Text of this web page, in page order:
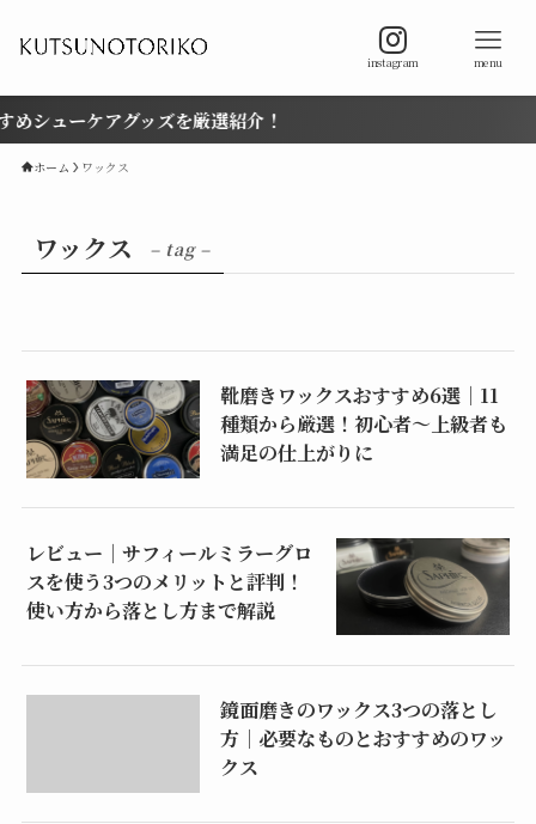
instagram menu
シューケアグッズを厳選紹介！
ホーム ワックス
ワックス – tag –
靴磨きワックスおすすめ6選｜11
種類から厳選！初心者〜上級者も
満足の仕上がりに
レビュー｜サフィールミラーグロ
スを使う3つのメリットと評判！
使い方から落とし方まで解説
鏡面磨きのワックス3つの落とし
方｜必要なものとおすすめのワッ
クス